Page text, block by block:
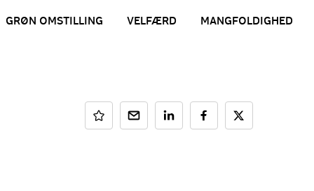
GRØN OMSTILLING VELFÆRD MANGFOLDIGHED